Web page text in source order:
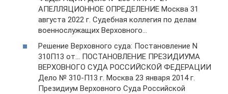
АПЕЛЛЯЦИОННОЕ ОПРЕДЕЛЕНИЕ Москва 31
августа 2022 г. Судебная коллегия по делам
военнослужащих Верховного…
Решение Верховного суда: Постановление N
310П13 от… ПОСТАНОВЛЕНИЕ ПРЕЗИДИУМА
ВЕРХОВНОГО СУДА РОССИЙСКОЙ ФЕДЕРАЦИИ
Дело № 310-П13 г. Москва 23 января 2014 г.
Президиум Верховного Суда Российской